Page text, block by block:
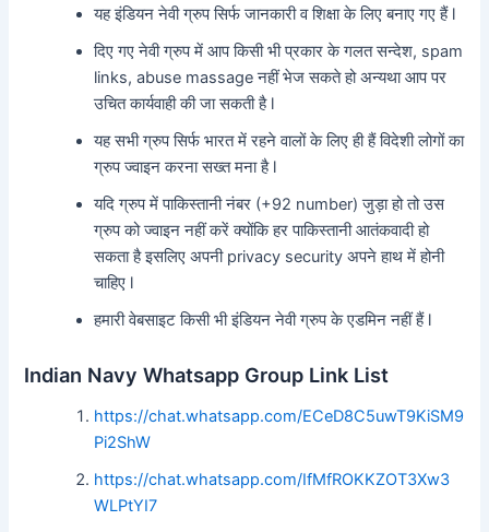
यह इंडियन नेवी ग्रुप सिर्फ जानकारी व शिक्षा के लिए बनाए गए हैं l
दिए गए नेवी ग्रुप में आप किसी भी प्रकार के गलत सन्देश, spam
links, abuse massage नहीं भेज सकते हो अन्यथा आप पर
उचित कार्यवाही की जा सकती है l
यह सभी ग्रुप सिर्फ भारत में रहने वालों के लिए ही हैं विदेशी लोगों का
ग्रुप ज्वाइन करना सख्त मना है l
यदि ग्रुप में पाकिस्तानी नंबर (+92 number) जुड़ा हो तो उस
ग्रुप को ज्वाइन नहीं करें क्योंकि हर पाकिस्तानी आतंकवादी हो
सकता है इसलिए अपनी privacy security अपने हाथ में होनी
चाहिए l
हमारी वेबसाइट किसी भी इंडियन नेवी ग्रुप के एडमिन नहीं हैं l
Indian Navy Whatsapp Group Link List
https://chat.whatsapp.com/ECeD8C5uwT9KiSM9
Pi2ShW
https://chat.whatsapp.com/IfMfROKKZOT3Xw3
WLPtYI7